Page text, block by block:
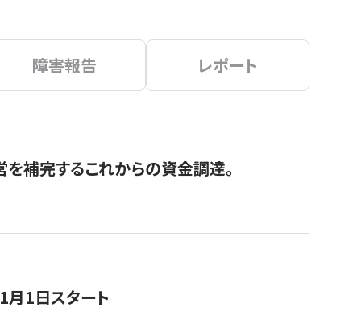
障害報告 レポート
補完するこれからの資金調達。
月1日スタート